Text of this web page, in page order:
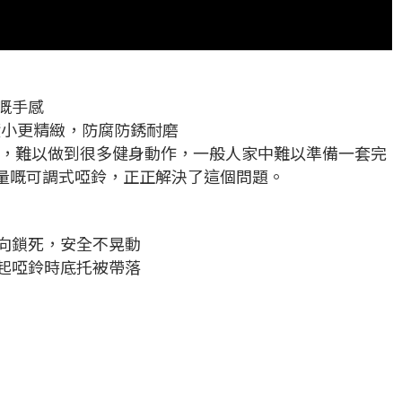
手感
更精緻，防腐防銹耐磨
難以做到很多健身動作，一般人家中難以準備一套完
可調式啞鈴，正正解決了這個問題。
鎖死，安全不晃動
啞鈴時底托被帶落